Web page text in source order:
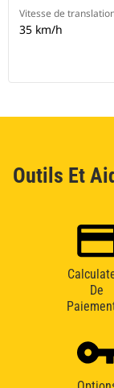
Vitesse de
35 km/h
Outils Et
De